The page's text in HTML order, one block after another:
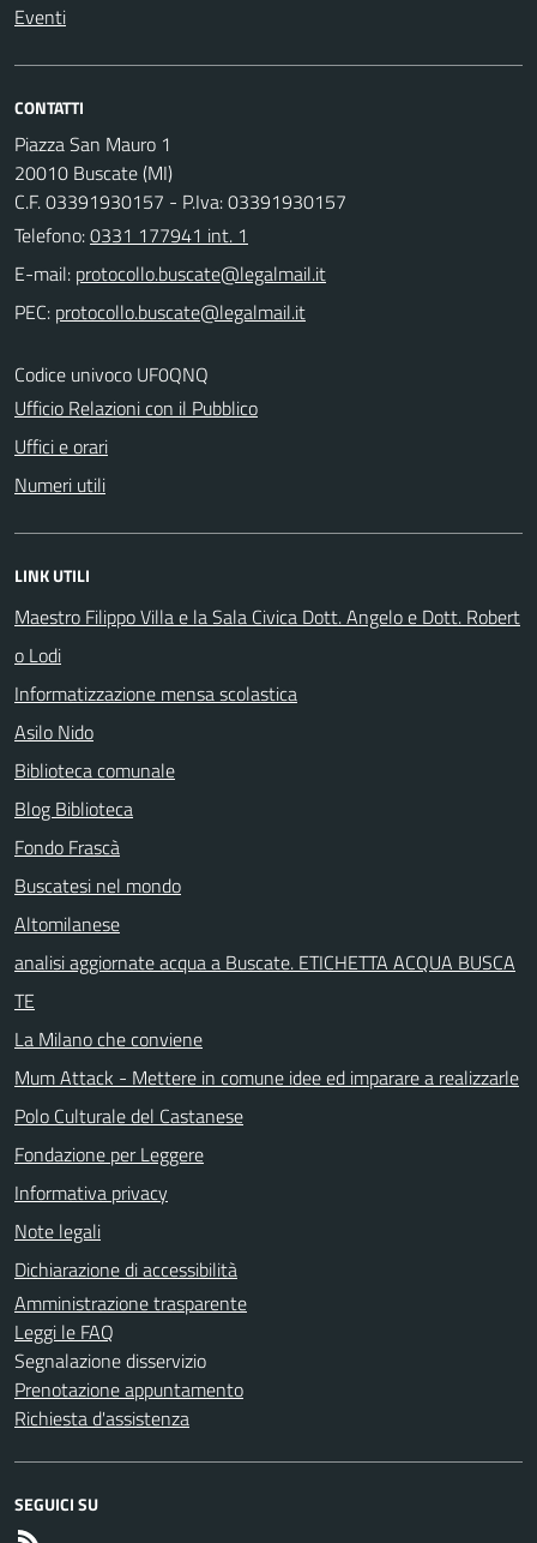
Eventi
CONTATTI
Piazza San Mauro 1
20010 Buscate (MI)
C.F. 03391930157 - P.Iva: 03391930157
Telefono:0331 177941 int. 1
E-mail:
PEC:
Codice univoco UF0QNQ
Ufficio Relazioni con il Pubblico
Uffici e orari
Numeri utili
LINK UTILI
Maestro Filippo Villa e la Sala Civica Dott. Angelo e Dott. Robert
o Lodi
Informatizzazione mensa scolastica
Asilo Nido
Biblioteca comunale
Blog Biblioteca
Fondo Frascà
Buscatesi nel mondo
Altomilanese
analisi aggiornate acqua a Buscate. ETICHETTA ACQUA BUSCA
TE
La Milano che conviene
Mum Attack - Mettere in comune idee ed imparare a realizzarle
Polo Culturale del Castanese
Fondazione per Leggere
Informativa privacy
Note legali
Dichiarazione di accessibilità
Amministrazione trasparente
Leggi le FAQ
Segnalazione disservizio
Prenotazione appuntamento
Richiesta d'assistenza
SEGUICI SU